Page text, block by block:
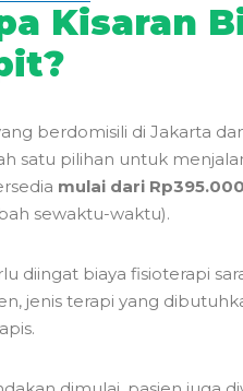
Kisaran
berdomisili di Jakarta
satu pilihan untuk
mulai dari
sewaktu-waktu).
diingat biaya fisioterapi
jenis terapi yang